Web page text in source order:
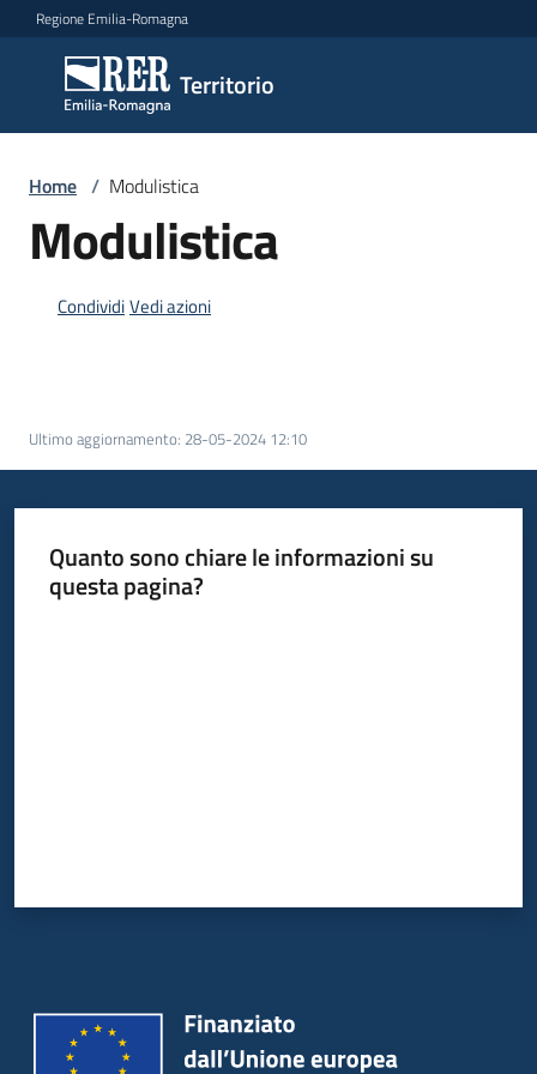
Vai al contenuto
Vai alla navigazione
Vai al footer
Regione Emilia-Romagna
Territorio
Territorio
Argomenti
Leggi
Atti
Piani
Programmi
Home / Modulistica
Modulistica
CondividiVedi azioni
Ultimo aggiornamento: 28-05-2024 12:10
Quanto sono chiare le informazioni su
questa pagina?